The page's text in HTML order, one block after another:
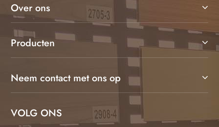
Over ons
Producten
Neem contact met ons op
VOLG ONS